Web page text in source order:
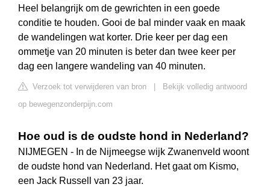
Heel belangrijk om de gewrichten in een goede
conditie te houden. Gooi de bal minder vaak en maak
de wandelingen wat korter. Drie keer per dag een
ommetje van 20 minuten is beter dan twee keer per
dag een langere wandeling van 40 minuten.
Verzoek tot verwijderen van bron
Bekijk volledig antwoord
op bewegenzonderpijn.com
Hoe oud is de oudste hond in Nederland?
NIJMEGEN - In de Nijmeegse wijk Zwanenveld woont
de oudste hond van Nederland. Het gaat om Kismo,
een Jack Russell van 23 jaar.